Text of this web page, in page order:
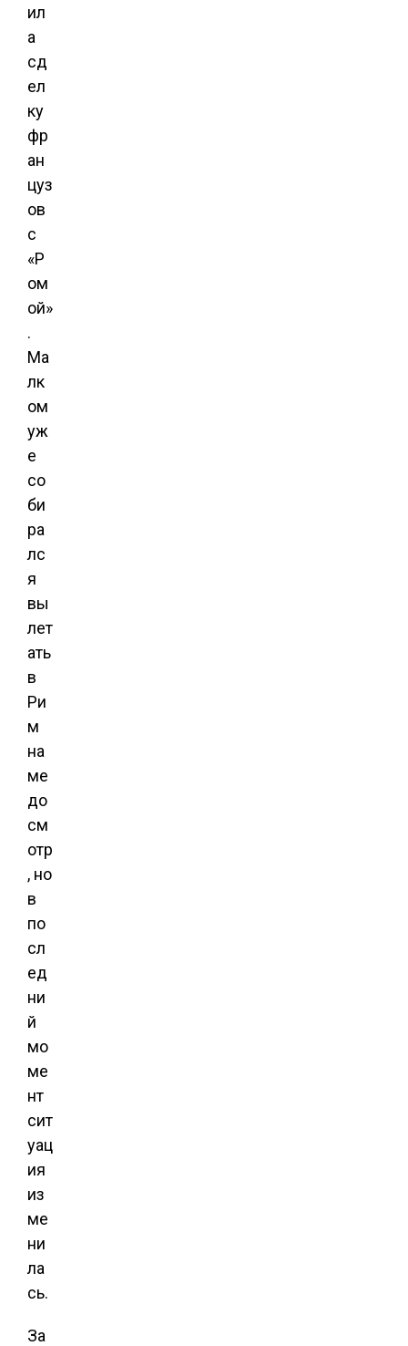
ил
а
сд
ел
ку
фр
ан
цуз
ов
с
«Р
ом
ой»
.
Ма
лк
ом
уж
е
со
би
ра
лс
я
вы
лет
ать
в
Ри
м
на
ме
до
см
отр
, но
в
по
сл
ед
ни
й
мо
ме
нт
сит
уац
ия
из
ме
ни
ла
сь.
За